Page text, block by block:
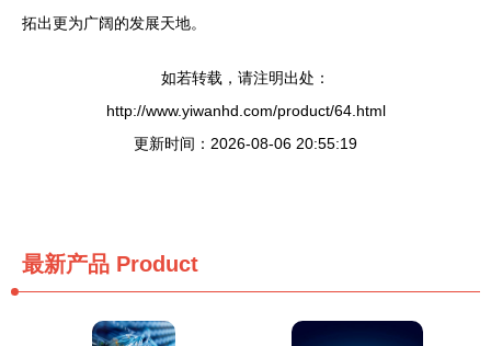
拓出更为广阔的发展天地。
如若转载，请注明出处：
http://www.yiwanhd.com/product/64.html
更新时间：2026-08-06 20:55:19
最新产品 Product